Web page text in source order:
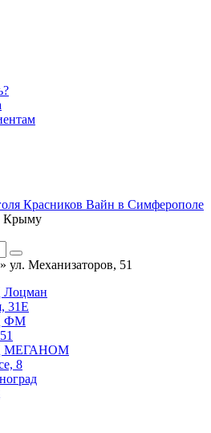
Крыму
Механизаторов, 51
Лоцман
31Е
ФМ
МЕГАНОМ
8